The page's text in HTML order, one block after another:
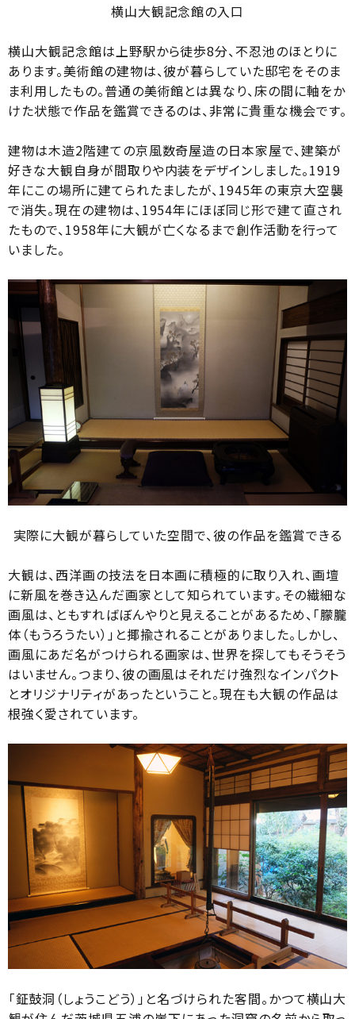
横山大観記念館の入口
横山大観記念館は上野駅から徒歩8分、不忍池のほとりに
あります。美術館の建物は、彼が暮らしていた邸宅をそのま
ま利用したもの。普通の美術館とは異なり、床の間に軸をか
けた状態で作品を鑑賞できるのは、非常に貴重な機会です。
建物は木造2階建ての京風数奇屋造の日本家屋で、建築が
好きな大観自身が間取りや内装をデザインしました。1919
年にこの場所に建てられたましたが、1945年の東京大空襲
で消失。現在の建物は、1954年にほぼ同じ形で建て直され
たもので、1958年に大観が亡くなるまで創作活動を行って
いました。
実際に大観が暮らしていた空間で、彼の作品を鑑賞できる
大観は、西洋画の技法を日本画に積極的に取り入れ、画壇
に新風を巻き込んだ画家として知られています。その繊細な
画風は、ともすればぼんやりと見えることがあるため、「朦朧
体（もうろうたい）」と揶揄されることがありました。しかし、
画風にあだ名がつけられる画家は、世界を探してもそうそう
はいません。つまり、彼の画風はそれだけ強烈なインパクト
とオリジナリティがあったということ。現在も大観の作品は
根強く愛されています。
「鉦鼓洞（しょうこどう）」と名づけられた客間。かつて横山大